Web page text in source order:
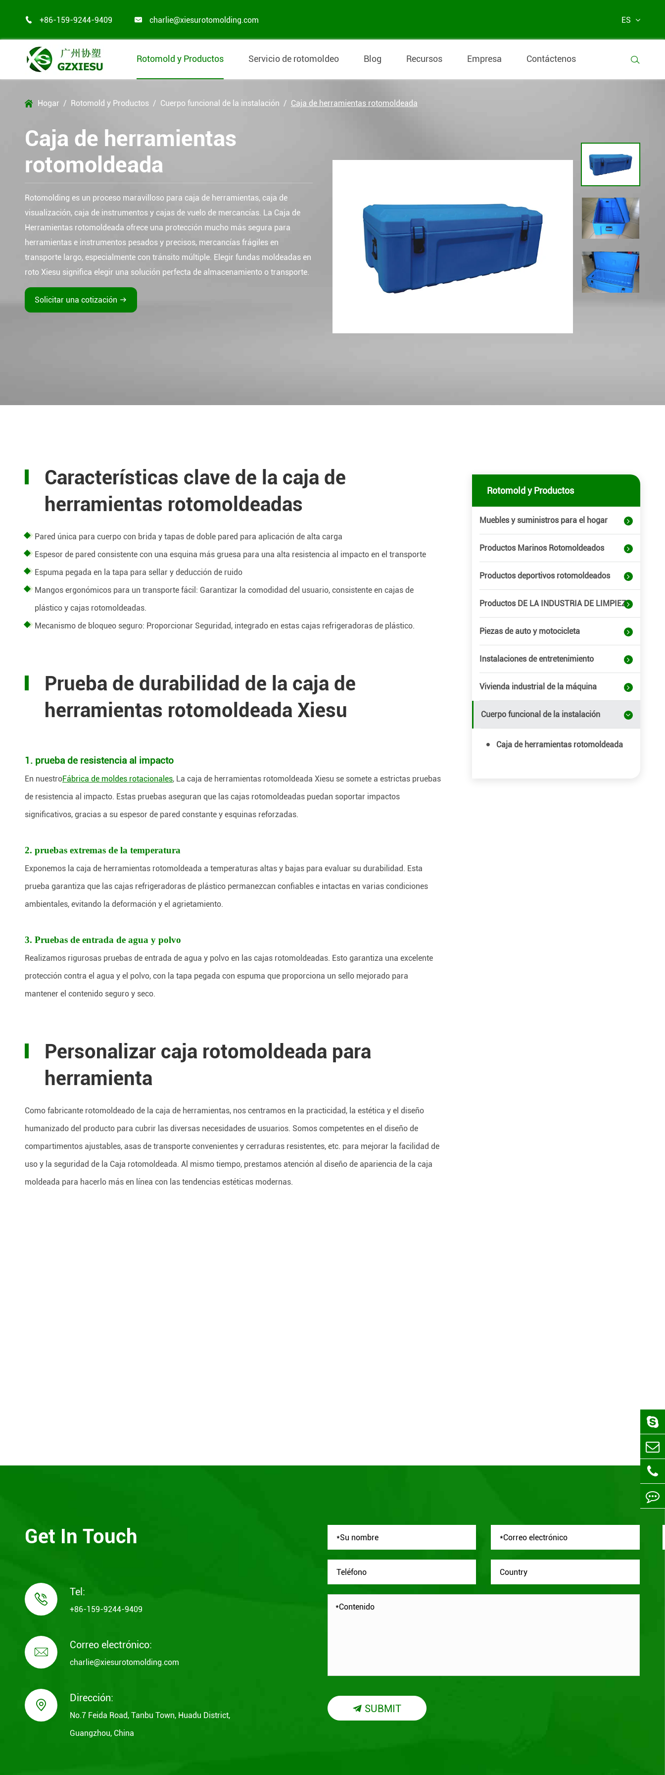
 +86-159-9244-9409  charlie@xiesurotomolding.com ES
Rotomold y Productos Servicio de rotomoldeo Blog Recursos Empresa Contáctenos 
 Hogar Rotomold y Productos Cuerpo funcional de la instalación Caja de herramientas rotomoldeada
Caja de herramientas
rotomoldeada
Rotomolding es un proceso maravilloso para caja de herramientas, caja de
visualización, caja de instrumentos y cajas de vuelo de mercancías. La Caja de
Herramientas rotomoldeada ofrece una protección mucho más segura para
herramientas e instrumentos pesados y precisos, mercancías frágiles en
transporte largo, especialmente con tránsito múltiple. Elegir fundas moldeadas en
roto Xiesu significa elegir una solución perfecta de almacenamiento o transporte.
Solicitar una cotización 
Características clave de la caja de
herramientas rotomoldeadas
Pared única para cuerpo con brida y tapas de doble pared para aplicación de alta carga
Espesor de pared consistente con una esquina más gruesa para una alta resistencia al impacto en el transporte
Espuma pegada en la tapa para sellar y deducción de ruido
Mangos ergonómicos para un transporte fácil: Garantizar la comodidad del usuario, consistente en cajas de
plástico y cajas rotomoldeadas.
Mecanismo de bloqueo seguro: Proporcionar Seguridad, integrado en estas cajas refrigeradoras de plástico.
Prueba de durabilidad de la caja de
herramientas rotomoldeada Xiesu
1. prueba de resistencia al impacto
En nuestroFábrica de moldes rotacionales, La caja de herramientas rotomoldeada Xiesu se somete a estrictas pruebas
de resistencia al impacto. Estas pruebas aseguran que las cajas rotomoldeadas puedan soportar impactos
significativos, gracias a su espesor de pared constante y esquinas reforzadas.
2. pruebas extremas de la temperatura
Exponemos la caja de herramientas rotomoldeada a temperaturas altas y bajas para evaluar su durabilidad. Esta
prueba garantiza que las cajas refrigeradoras de plástico permanezcan confiables e intactas en varias condiciones
ambientales, evitando la deformación y el agrietamiento.
3. Pruebas de entrada de agua y polvo
Realizamos rigurosas pruebas de entrada de agua y polvo en las cajas rotomoldeadas. Esto garantiza una excelente
protección contra el agua y el polvo, con la tapa pegada con espuma que proporciona un sello mejorado para
mantener el contenido seguro y seco.
Personalizar caja rotomoldeada para
herramienta
Como fabricante rotomoldeado de la caja de herramientas, nos centramos en la practicidad, la estética y el diseño
humanizado del producto para cubrir las diversas necesidades de usuarios. Somos competentes en el diseño de
compartimentos ajustables, asas de transporte convenientes y cerraduras resistentes, etc. para mejorar la facilidad de
uso y la seguridad de la Caja rotomoldeada. Al mismo tiempo, prestamos atención al diseño de apariencia de la caja
moldeada para hacerlo más en línea con las tendencias estéticas modernas.
Rotomold y Productos
Muebles y suministros para el hogar
Productos Marinos Rotomoldeados
Productos deportivos rotomoldeados
Productos DE LA INDUSTRIA DE LIMPIEZA
Piezas de auto y motocicleta
Instalaciones de entretenimiento
Vivienda industrial de la máquina
Cuerpo funcional de la instalación
Caja de herramientas rotomoldeada
Get In Touch
 Tel:
+86-159-9244-9409
 Correo electrónico:
charlie@xiesurotomolding.com
 Dirección:
No.7 Feida Road, Tanbu Town, Huadu District,
Guangzhou, China
 SUBMIT